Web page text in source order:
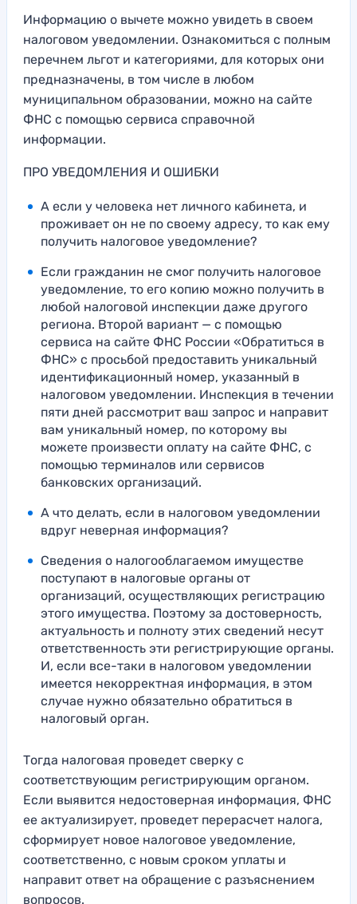
Информацию о вычете можно увидеть в своем
налоговом уведомлении. Ознакомиться с полным
перечнем льгот и категориями, для которых они
предназначены, в том числе в любом
муниципальном образовании, можно на сайте
ФНС с помощью сервиса справочной
информации.
ПРО УВЕДОМЛЕНИЯ И ОШИБКИ
А если у человека нет личного кабинета, и
проживает он не по своему адресу, то как ему
получить налоговое уведомление?
Если гражданин не смог получить налоговое
уведомление, то его копию можно получить в
любой налоговой инспекции даже другого
региона. Второй вариант — с помощью
сервиса на сайте ФНС России «Обратиться в
ФНС» с просьбой предоставить уникальный
идентификационный номер, указанный в
налоговом уведомлении. Инспекция в течении
пяти дней рассмотрит ваш запрос и направит
вам уникальный номер, по которому вы
можете произвести оплату на сайте ФНС, с
помощью терминалов или сервисов
банковских организаций.
А что делать, если в налоговом уведомлении
вдруг неверная информация?
Сведения о налогооблагаемом имуществе
поступают в налоговые органы от
организаций, осуществляющих регистрацию
этого имущества. Поэтому за достоверность,
актуальность и полноту этих сведений несут
ответственность эти регистрирующие органы.
И, если все-таки в налоговом уведомлении
имеется некорректная информация, в этом
случае нужно обязательно обратиться в
налоговый орган.
Тогда налоговая проведет сверку с
соответствующим регистрирующим органом.
Если выявится недостоверная информация, ФНС
ее актуализирует, проведет перерасчет налога,
сформирует новое налоговое уведомление,
соответственно, с новым сроком уплаты и
направит ответ на обращение с разъяснением
вопросов.